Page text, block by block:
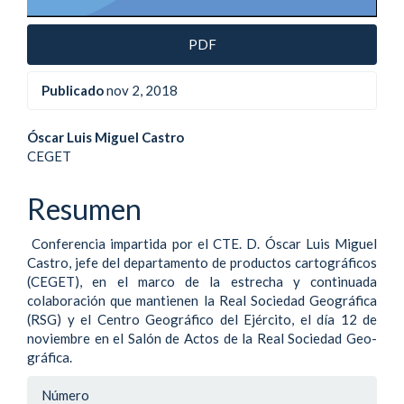
PDF
Publicadonov 2, 2018
Contenido
del
artículo
Óscar Luis Miguel Castro
CEGET
Resumen
Conferencia impartida por el CTE. D. Ós­car Luis Miguel
Castro, jefe del departamento de productos cartográficos
(CEGET), en el marco de la estrecha y continuada
colaboración que man­tienen la Real Sociedad Geográfica
(RSG) y el Centro Geográfico del Ejér­cito, el día 12 de
noviembre en el Salón de Actos de la Real Sociedad Geo­
gráfica.
Detalle
Número